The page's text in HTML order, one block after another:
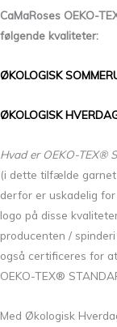
CaMaRoses OEKO-
følgende kvaliteter:
ØKOLOGISK
ØKOLOGISK
Hvad er OEKO-TEX®
(i dette tilfælde
derfor er uskadelig
logo på disse
producenten /
også certificeres for
OEKO-TEX®
Med Økologisk